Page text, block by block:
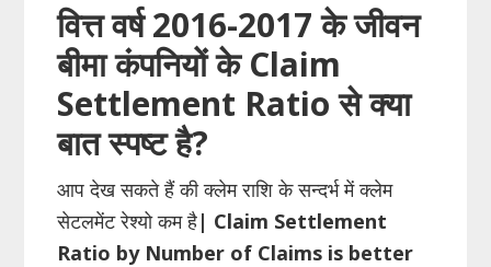
वित्तवर्ष2016-2017 के जीवन
बीमा कंपनियों के Claim
Settlement Ratioसे क्या
बात स्पष्ट है?
आप देख सकते हैं की क्लेम राशि के सन्दर्भ में क्लेम
सेटलमेंट रेश्यो कम है| Claim Settlement
Ratio by Number of Claims is better